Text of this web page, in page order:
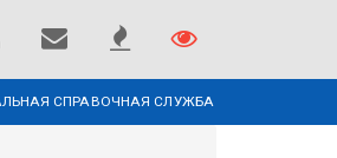
СПРАВОЧНАЯ СЛУЖБА